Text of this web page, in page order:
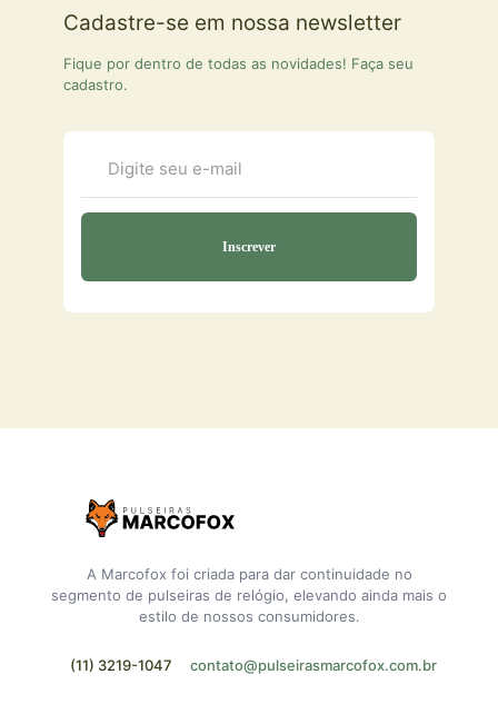
Cadastre-se em nossa newsletter
Fique por dentro de todas as novidades! Faça seu
cadastro.
A Marcofox foi criada para dar continuidade no
segmento de pulseiras de relógio, elevando ainda mais o
estilo de nossos consumidores.
(11) 3219-1047 contato@pulseirasmarcofox.com.br